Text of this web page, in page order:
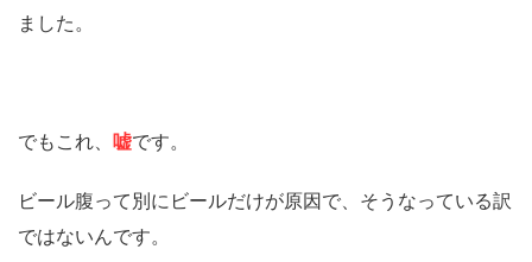
ました。
でもこれ、 嘘です。
ビール腹って別にビールだけが原因で、そうなっている訳
ではないんです。